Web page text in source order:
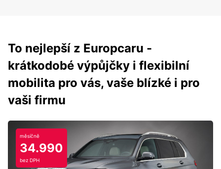
To nejlepší z Europcaru -
krátkodobé výpůjčky i flexibilní
mobilita pro vás, vaše blízké i pro
vaši firmu
měsíčně
34.990
bez DPH